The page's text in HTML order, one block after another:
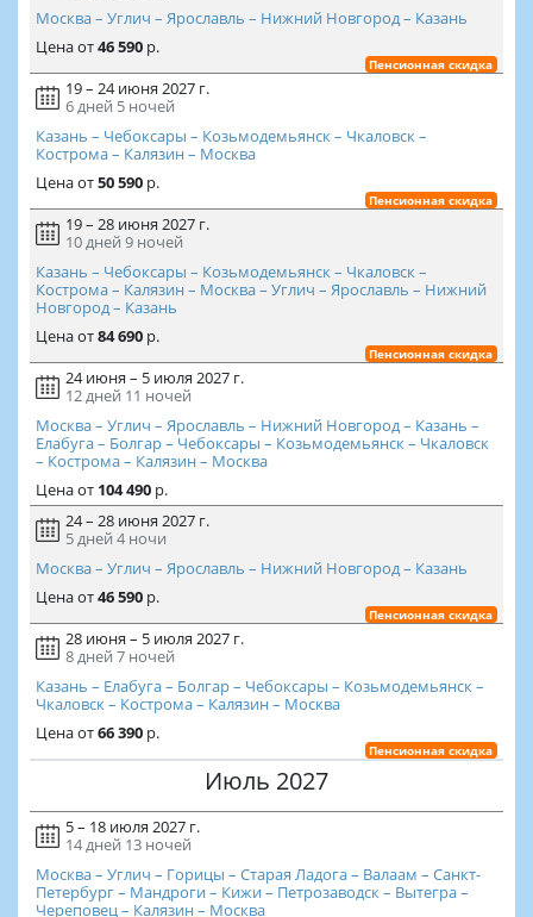
Москва – Углич – Ярославль – Нижний Новгород – Казань
Ценаот46 590р.
Пенсионная скидка
19 – 24 июня 2027 г.
6 дней 5 ночей
Казань – Чебоксары – Козьмодемьянск – Чкаловск –
Кострома – Калязин – Москва
Ценаот50 590р.
Пенсионная скидка
19 – 28 июня 2027 г.
10 дней 9 ночей
Казань – Чебоксары – Козьмодемьянск – Чкаловск –
Кострома – Калязин – Москва – Углич – Ярославль – Нижний
Новгород – Казань
Ценаот84 690р.
Пенсионная скидка
24 июня – 5 июля 2027 г.
12 дней 11 ночей
Москва – Углич – Ярославль – Нижний Новгород – Казань –
Елабуга – Болгар – Чебоксары – Козьмодемьянск – Чкаловск
– Кострома – Калязин – Москва
Ценаот 104 490р.
24 – 28 июня 2027 г.
5 дней 4 ночи
Москва – Углич – Ярославль – Нижний Новгород – Казань
Ценаот46 590р.
Пенсионная скидка
28 июня – 5 июля 2027 г.
8 дней 7 ночей
Казань – Елабуга – Болгар – Чебоксары – Козьмодемьянск –
Чкаловск – Кострома – Калязин – Москва
Ценаот66 390р.
Пенсионная скидка
Июль 2027
5 – 18 июля 2027 г.
14 дней 13 ночей
Москва – Углич – Горицы – Старая Ладога – Валаам – Санкт-
Петербург – Мандроги – Кижи – Петрозаводск – Вытегра –
Череповец – Калязин – Москва